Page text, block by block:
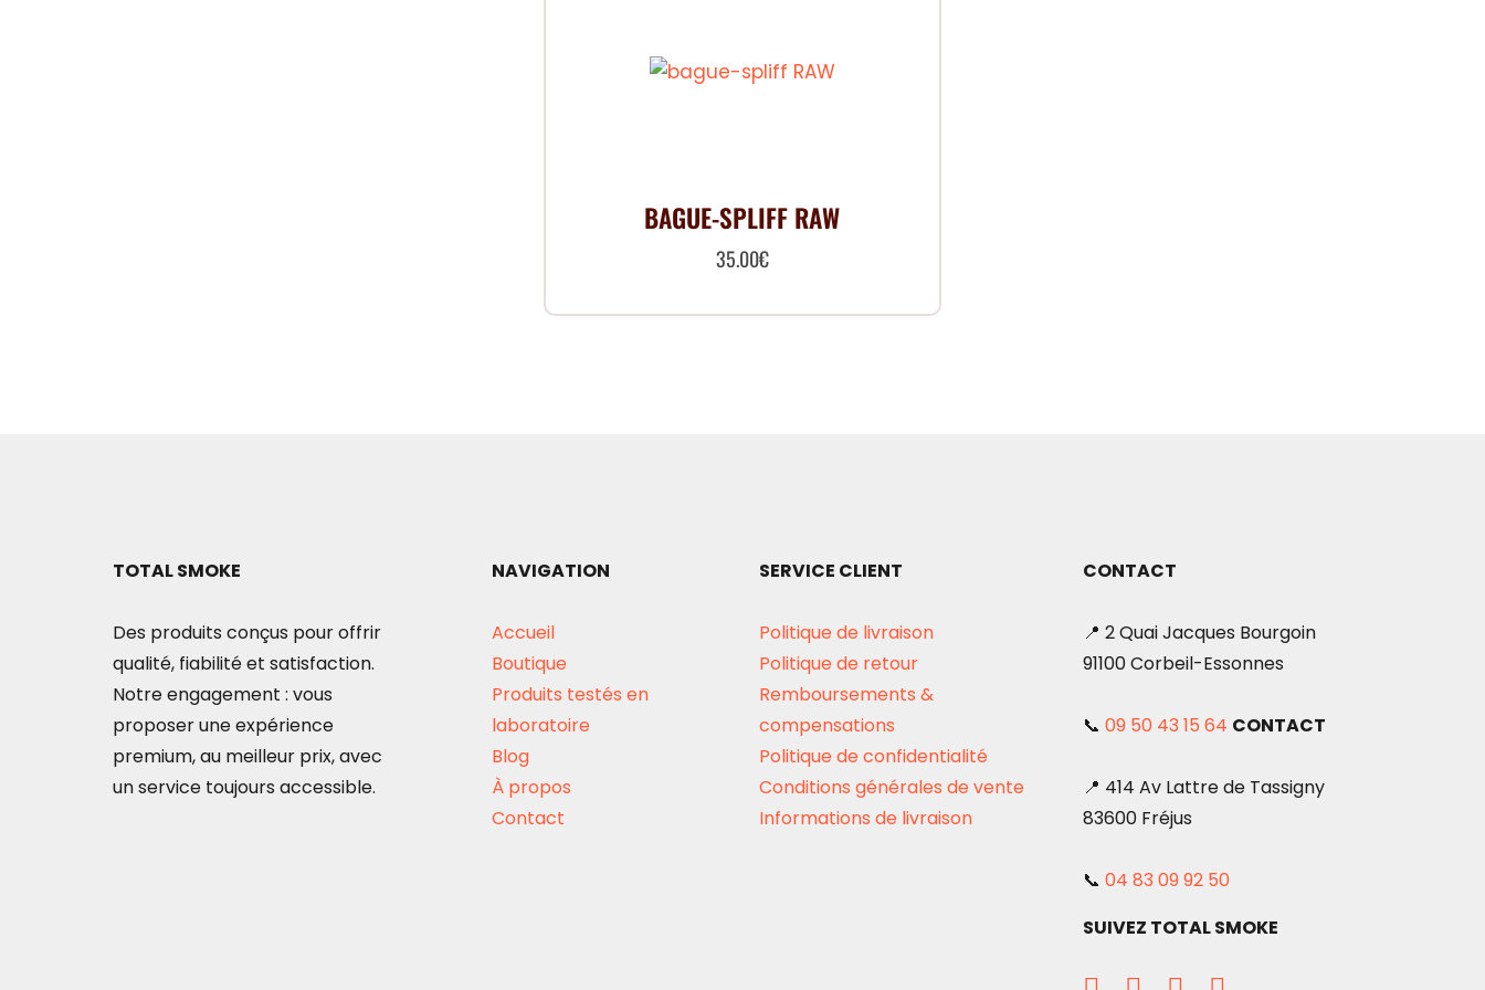
BAGUE-SPLIFF RAW
35.00€
TOTAL SMOKE
Des produits conçus pour offrir
qualité, fiabilité et satisfaction.
Notre engagement : vous
proposer une expérience
premium, au meilleur prix, avec
un service toujours accessible.
NAVIGATION
Accueil
Boutique
Produits testés en
laboratoire
Blog
À propos
Contact
SERVICE CLIENT
Politique de livraison
Politique de retour
Remboursements &
compensations
Politique de confidentialité
Conditions générales de vente
Informations de livraison
CONTACT
📍 2 Quai Jacques Bourgoin
91100 Corbeil-Essonnes
📞 09 50 43 15 64 CONTACT
📍 414 Av Lattre de Tassigny
83600 Fréjus
📞 04 83 09 92 50
SUIVEZ TOTAL SMOKE